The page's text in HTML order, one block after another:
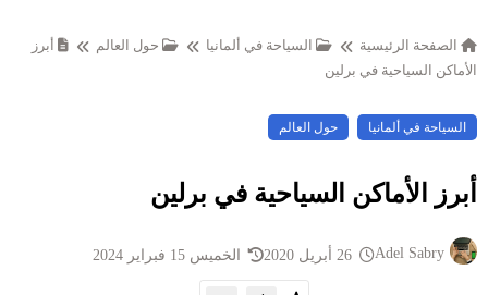
الصفحة الرئيسية السياحة في ألمانيا حول العالم
أبرز
الأماكن السياحية في برلين
السياحة في ألمانيا حول العالم
أبرز الأماكن السياحية في برلين
Adel Sabry الخميس 15 فبراير 2024